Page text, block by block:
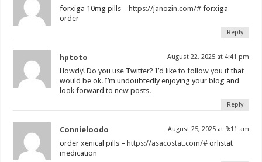
forxiga 10mg pills – https://janozin.com/# forxiga
order
Reply
hptoto August 22, 2025 at 4:41 pm
Howdy! Do you use Twitter? I’d like to follow you if that
would be ok. I’m undoubtedly enjoying your blog and
look forward to new posts.
Reply
Connieloodo August 25, 2025 at 9:11 am
order xenical pills – https://asacostat.com/# orlistat
medication